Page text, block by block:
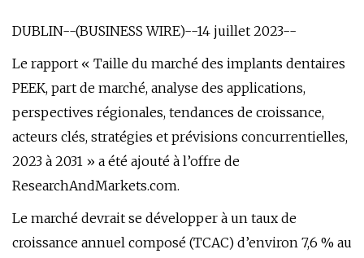
DUBLIN--(BUSINESS WIRE)--14 juillet 2023--
Le rapport « Taille du marché des implants dentaires
PEEK, part de marché, analyse des applications,
perspectives régionales, tendances de croissance,
acteurs clés, stratégies et prévisions concurrentielles,
2023 à 2031 » a été ajouté à l’offre de
ResearchAndMarkets.com.
Le marché devrait se développer à un taux de
croissance annuel composé (TCAC) d’environ 7,6 % au